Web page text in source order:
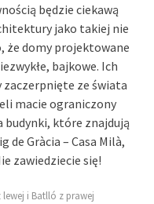
będzie ciekawą
jako takiej nie
że domy projektowane
bajkowe. Ich
ze świata
macie ograniczony
budynki, które znajdują
de Gràcia – Casa Milà,
zawiedziecie się!
lewej i Batlló z prawej